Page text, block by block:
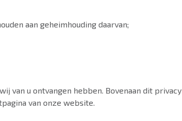
aan geheimhouding daarvan;
van u ontvangen hebben. Bovenaan dit privacy
van onze website.